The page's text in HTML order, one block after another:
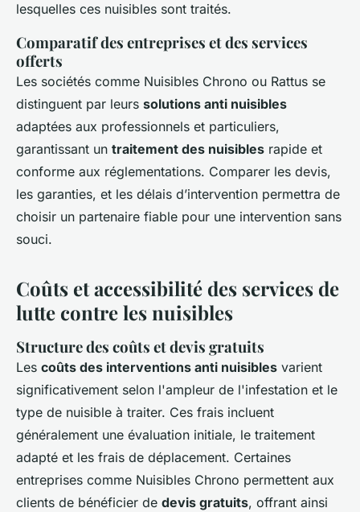
lesquelles ces nuisibles sont traités.
Comparatif des entreprises et des services
offerts
Les sociétés comme Nuisibles Chrono ou Rattus se
distinguent par leurs solutions anti nuisibles
adaptées aux professionnels et particuliers,
garantissant un traitement des nuisibles rapide et
conforme aux réglementations. Comparer les devis,
les garanties, et les délais d’intervention permettra de
choisir un partenaire fiable pour une intervention sans
souci.
Coûts et accessibilité des services de
lutte contre les nuisibles
Structure des coûts et devis gratuits
Les coûts des interventions anti nuisibles varient
significativement selon l'ampleur de l'infestation et le
type de nuisible à traiter. Ces frais incluent
généralement une évaluation initiale, le traitement
adapté et les frais de déplacement. Certaines
entreprises comme Nuisibles Chrono permettent aux
clients de bénéficier de devis gratuits, offrant ainsi